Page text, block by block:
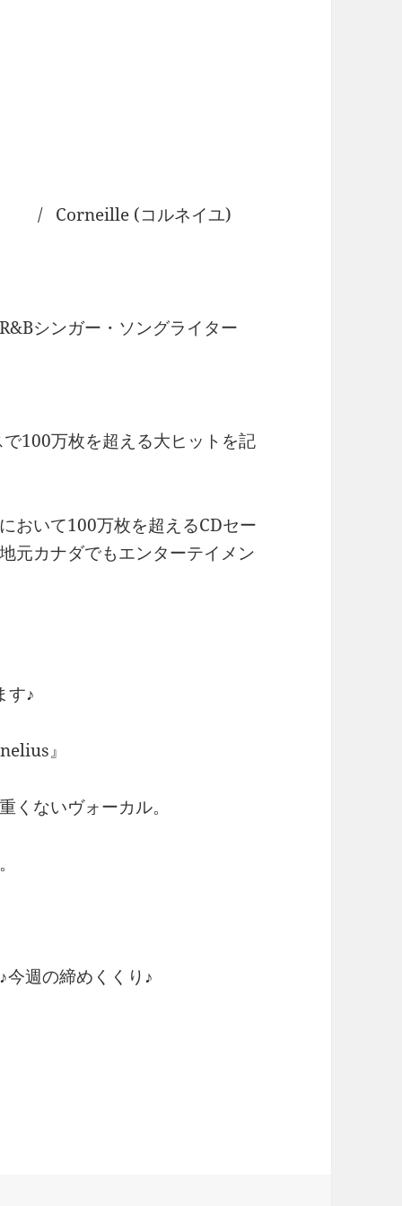
(コルネイユ)
シンガー・ソングライター
100万枚を超える大ヒットを記
おいて100万枚を超えるCDセー
元カナダでもエンターテイメン
す♪
』
くないヴォーカル。
週の締めくくり♪